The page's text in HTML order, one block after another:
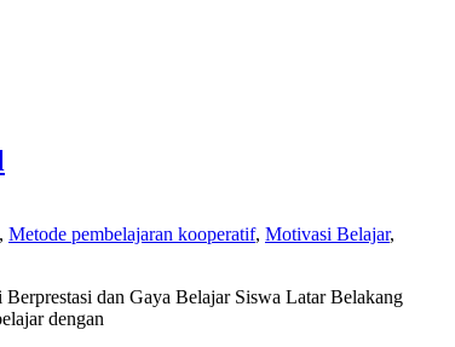
, Metode pembelajaran kooperatif, Motivasi Belajar,
dan Gaya Belajar Siswa Latar Belakang
dengan